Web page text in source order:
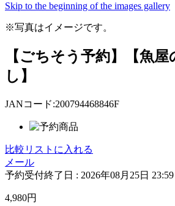
Skip to the beginning of the images gallery
※写真はイメージです。
【ごちそう予約】【魚
し】
JANコード:200794468846F
比較リストに入れる
メール
予約受付終了日 : 2026年08月25日 23:59
4,980円